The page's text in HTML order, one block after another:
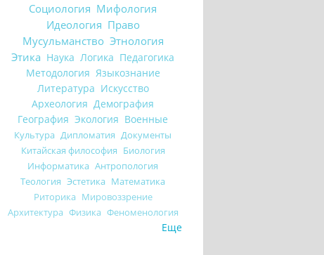
Социология Мифология
Идеология Право
Мусульманство Этнология
Этика Наука Логика Педагогика
Методология Языкознание
Литература Искусство
Археология Демография
География Экология Военные
Культура Дипломатия Документы
Китайская философия Биология
Информатика Антропология
Теология Эстетика Математика
Риторика Мировоззрение
Архитектура Физика Феноменология
Еще